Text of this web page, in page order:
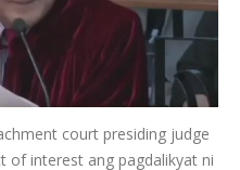
court presiding judge
of interest ang pagdalikyat ni